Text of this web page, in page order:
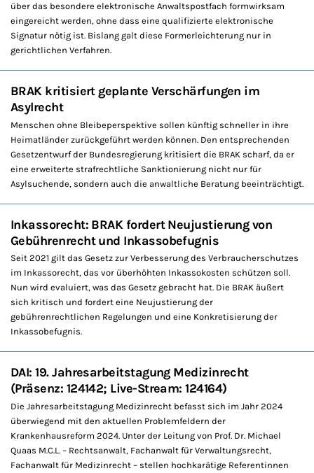
über das besondere elektronische Anwaltspostfach formwirksam
eingereicht werden, ohne dass eine qualifizierte elektronische
Signatur nötig ist. Bislang galt diese Formerleichterung nur in
gerichtlichen Verfahren.
BRAK kritisiert geplante Verschärfungen im
Asylrecht
Menschen ohne Bleibeperspektive sollen künftig schneller in ihre
Heimatländer zurückgeführt werden können. Den entsprechenden
Gesetzentwurf der Bundesregierung kritisiert die BRAK scharf, da er
eine erweiterte strafrechtliche Sanktionierung nicht nur für
Asylsuchende, sondern auch die anwaltliche Beratung beeinträchtigt.
Inkassorecht: BRAK fordert Neujustierung von
Gebührenrecht und Inkassobefugnis
Seit 2021 gilt das Gesetz zur Verbesserung des Verbraucherschutzes
im Inkassorecht, das vor überhöhten Inkassokosten schützen soll.
Nun wird evaluiert, was das Gesetz gebracht hat. Die BRAK äußert
sich kritisch und fordert eine Neujustierung der
gebührenrechtlichen Regelungen und eine Konkretisierung der
Inkassobefugnis.
DAI: 19. Jahresarbeitstagung Medizinrecht
(Präsenz: 124142; Live-Stream: 124164)
Die Jahresarbeitstagung Medizinrecht befasst sich im Jahr 2024
überwiegend mit den aktuellen Problemfeldern der
Krankenhausreform 2024. Unter der Leitung von Prof. Dr. Michael
Quaas M.C.L. – Rechtsanwalt, Fachanwalt für Verwaltungsrecht,
Fachanwalt für Medizinrecht – stellen hochkarätige Referentinnen